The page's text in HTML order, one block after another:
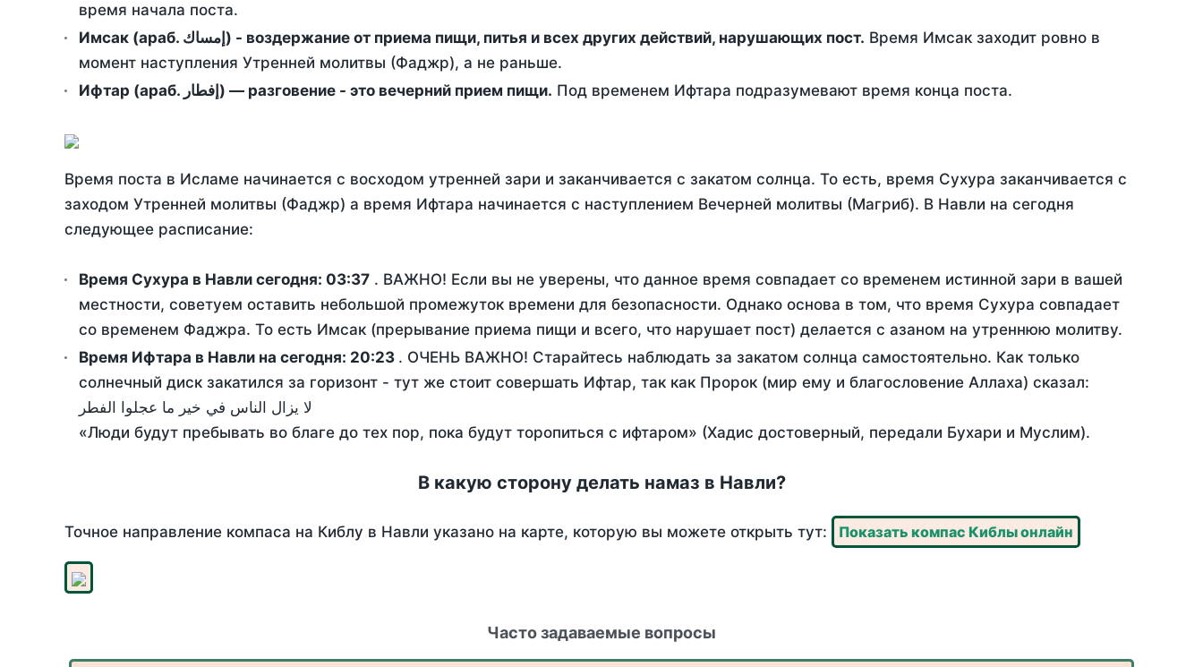
время начала поста.
Имсак (араб. إمساك) - воздержание от приема пищи, питья и всех других действий, нарушающих пост. Время Имсак заходит ровно в
момент наступления Утренней молитвы (Фаджр), а не раньше.
Ифтар (араб. إفطار) — разговение - это вечерний прием пищи. Под временем Ифтара подразумевают время конца поста.
Время поста в Исламе начинается с восходом утренней зари и заканчивается с закатом солнца. То есть, время Сухура заканчивается с
заходом Утренней молитвы (Фаджр) а время Ифтара начинается с наступлением Вечерней молитвы (Магриб). В Навли на сегодня
следующее расписание:
Время Сухура в Навли сегодня: 03:37 . ВАЖНО! Если вы не уверены, что данное время совпадает со временем истинной зари в вашей
местности, советуем оставить небольшой промежуток времени для безопасности. Однако основа в том, что время Сухура совпадает
со временем Фаджра. То есть Имсак (прерывание приема пищи и всего, что нарушает пост) делается с азаном на утреннюю молитву.
Время Ифтара в Навли на сегодня: 20:23 . ОЧЕНЬ ВАЖНО! Старайтесь наблюдать за закатом солнца самостоятельно. Как только
солнечный диск закатился за горизонт - тут же стоит совершать Ифтар, так как Пророк (мир ему и благословение Аллаха) сказал:
لا يزال الناس في خير ما عجلوا الفطر
«Люди будут пребывать во благе до тех пор, пока будут торопиться с ифтаром» (Хадис достоверный, передали Бухари и Муслим).
В какую сторону делать намаз в Навли?
Точное направление компаса на Киблу в Навли указано на карте, которую вы можете открыть тут: Показать компас Киблы онлайн
Часто задаваемые вопросы